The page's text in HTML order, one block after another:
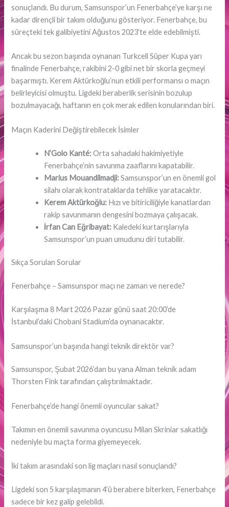
sonuçlandı. Bu durum, Samsunspor’un Fenerbahçe’ye karşı ne
kadar dirençli bir takım olduğunu gösteriyor. Fenerbahçe, bu
süreçteki tek galibiyetini Ağustos 2023’te elde edebilmişti.
Ancak bu sezon başında oynanan Turkcell Süper Kupa yarı
finalinde Fenerbahçe, rakibini 2-0 gibi net bir skorla geçmeyi
başarmıştı. Kerem Aktürkoğlu’nun etkili performansı o maçın
belirleyicisi olmuştu. Ligdeki beraberlik serisinin bozulup
bozulmayacağı, haftanın en çok merak edilen konularından biri.
Maçın Kaderini Değiştirebilecek İsimler
N’Golo Kanté:Orta sahadaki hakimiyetiyle
Fenerbahçe’nin savunma zaaflarını kapatabilir.
Marius Mouandilmadji:Samsunspor’un en önemli gol
silahı olarak kontrataklarda tehlike yaratacaktır.
Kerem Aktürkoğlu: Hızı ve bitiriciliğiyle kanatlardan
rakip savunmanın dengesini bozmaya çalışacak.
İrfan Can Eğribayat: Kaledeki kurtarışlarıyla
Samsunspor’un puan umudunu diri tutabilir.
Sıkça Sorulan Sorular
Fenerbahçe – Samsunspor maçı ne zaman ve nerede?
Karşılaşma 8 Mart 2026 Pazar günü saat 20:00’de
İstanbul’daki Chobani Stadium’da oynanacaktır.
Samsunspor’un başında hangi teknik direktör var?
Samsunspor, Şubat 2026’dan bu yana Alman teknik adam
Thorsten Fink tarafından çalıştırılmaktadır.
Fenerbahçe’de hangi önemli oyuncular sakat?
Takımın en önemli savunma oyuncusu Milan Skriniar sakatlığı
nedeniyle bu maçta forma giyemeyecek.
İki takım arasındaki son lig maçları nasıl sonuçlandı?
Ligdeki son 5 karşılaşmanın 4’ü berabere biterken, Fenerbahçe
sadece bir kez galip gelebildi.